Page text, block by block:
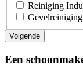
Reiniging
Gevelreiniging
Een